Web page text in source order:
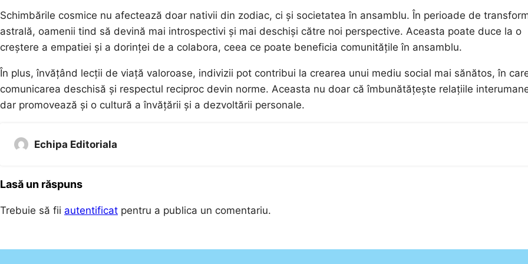
Schimbările cosmice nu afectează doar nativii din zodiac, ci și societatea în ansamblu. În perioade de
astrală, oamenii tind să devină mai introspectivi și mai deschiși către noi perspective. Aceasta poate duce la o
creștere a empatiei și a dorinței de a colabora, ceea ce poate beneficia comunitățile în ansamblu.
În plus, învățând lecții de viață valoroase, indivizii pot contribui la crearea unui mediu social mai sănătos, în
comunicarea deschisă și respectul reciproc devin norme. Aceasta nu doar că îmbunătățește relațiile
dar promovează și o cultură a învățării și a dezvoltării personale.
Echipa Editoriala
Lasă un răspuns
Trebuie să fii autentificat pentru a publica un comentariu.